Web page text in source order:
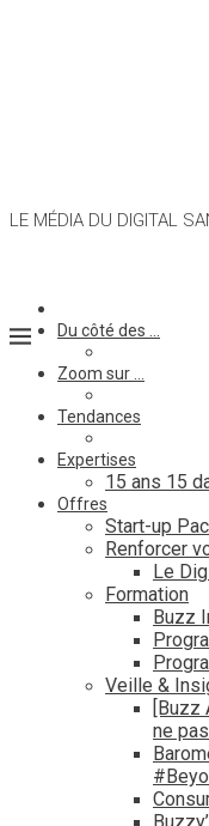
LE MÉDIA DU DIGITAL
Du côté des …
Zoom sur …
Tendances
Expertises
15 ans 15
Offres
Start-up
Renforcer
Le
Formation
Buzz
Veille &
[Buzz
ne